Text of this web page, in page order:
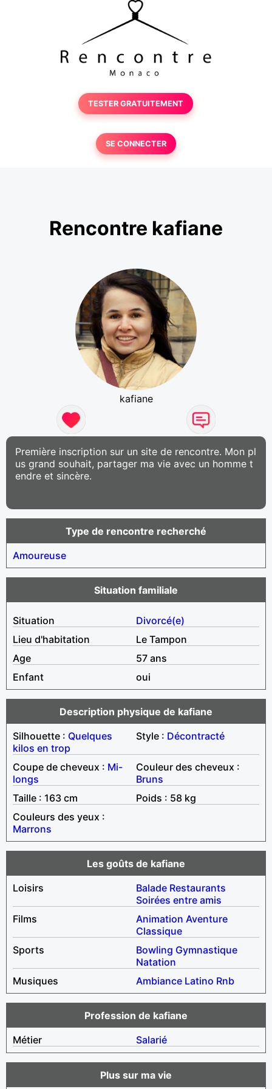
TESTER GRATUITEMENT
SE CONNECTER
Rencontre kafiane
kafiane
Première inscription sur un site de rencontre. Mon pl
us grand souhait, partager ma vie avec un homme t
endre et sincère.
Type de rencontre recherché
Amoureuse
Situation familiale
Situation
Divorcé(e)
Lieu d'habitation
Le Tampon
Age
57 ans
Enfant
oui
Description physique de kafiane
Silhouette : Quelques
kilos en trop
Style : Décontracté
Coupe de cheveux : Mi-
longs
Couleur des cheveux :
Bruns
Taille : 163 cm
Poids : 58 kg
Couleurs des yeux :
Marrons
Les goûts de kafiane
Loisirs
Balade Restaurants
Soirées entre amis
Films
Animation Aventure
Classique
Sports
Bowling Gymnastique
Natation
Musiques
Ambiance Latino Rnb
Profession de kafiane
Métier
Salarié
Plus sur ma vie